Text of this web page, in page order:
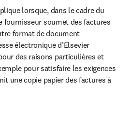
lorsque, dans le cadre du
fournisseur soumet des factures
format de document
électronique d’Elsevier
des raisons particulières et
pour satisfaire les exigences
une copie papier des factures à